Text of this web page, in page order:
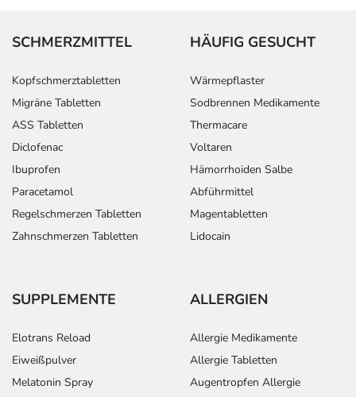
SCHMERZMITTEL
Kopfschmerztabletten
Migräne Tabletten
ASS Tabletten
Diclofenac
Ibuprofen
Paracetamol
Regelschmerzen Tabletten
Zahnschmerzen Tabletten
HÄUFIG GESUCHT
Wärmepflaster
Sodbrennen Medikamente
Thermacare
Voltaren
Hämorrhoiden Salbe
Abführmittel
Magentabletten
Lidocain
SUPPLEMENTE
Elotrans Reload
Eiweißpulver
Melatonin Spray
ALLERGIEN
Allergie Medikamente
Allergie Tabletten
Augentropfen Allergie